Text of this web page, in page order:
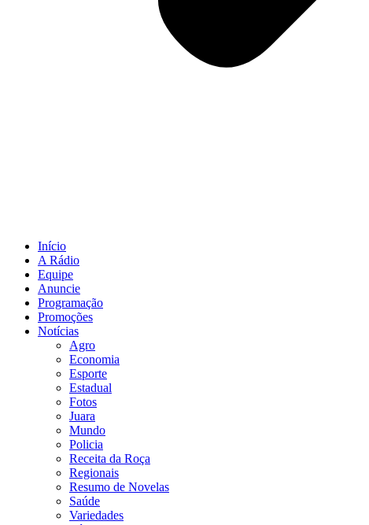
Início
A Rádio
Equipe
Anuncie
Programação
Promoções
Notícias
Agro
Economia
Esporte
Estadual
Fotos
Juara
Mundo
Policia
Receita da Roça
Regionais
Resumo de Novelas
Saúde
Variedades